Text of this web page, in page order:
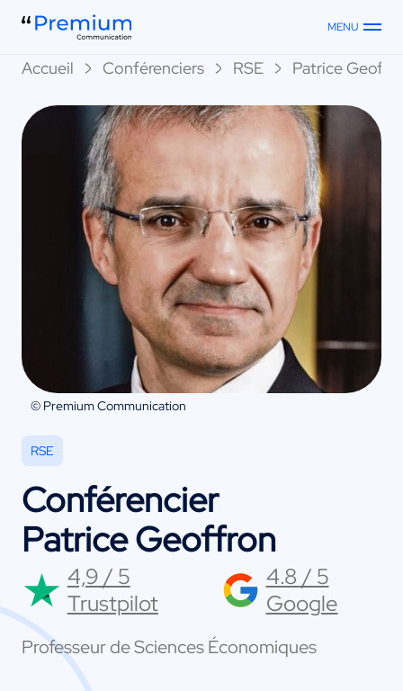
MENU
Accueil Conférenciers RSE Patrice
© Premium Communication
RSE
Conférencier
Patrice Geoffron
4,9 / 5
Trustpilot
4.8 / 5
Google
Professeur de Sciences Économiques